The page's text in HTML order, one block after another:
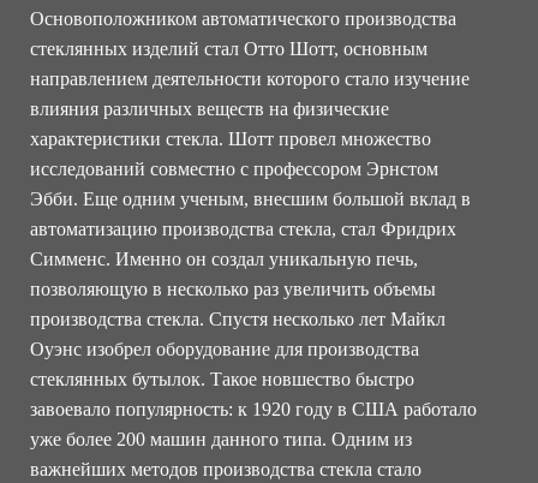
Основоположником автоматического производства
стеклянных изделий стал Отто Шотт, основным
направлением деятельности которого стало изучение
влияния различных веществ на физические
характеристики стекла. Шотт провел множество
исследований совместно с профессором Эрнстом
Эбби. Еще одним ученым, внесшим большой вклад в
автоматизацию производства стекла, стал Фридрих
Симменс. Именно он создал уникальную печь,
позволяющую в несколько раз увеличить объемы
производства стекла. Спустя несколько лет Майкл
Оуэнс изобрел оборудование для производства
стеклянных бутылок. Такое новшество быстро
завоевало популярность: к 1920 году в США работало
уже более 200 машин данного типа. Одним из
важнейших методов производства стекла стало